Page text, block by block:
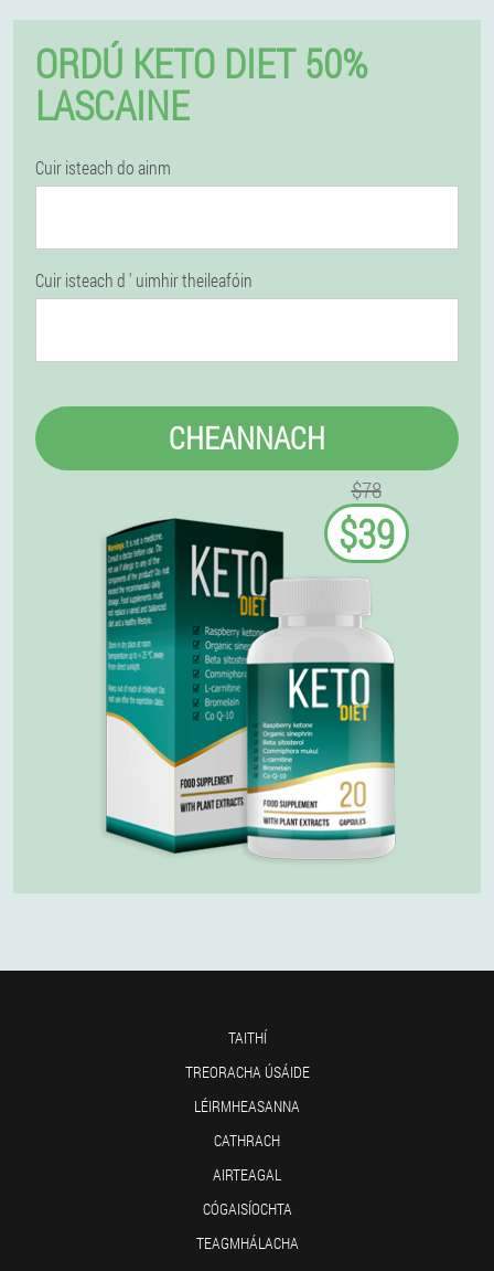
ORDÚ KETO DIET 50%
LASCAINE
Cuir isteach do ainm
Cuir isteach d ' uimhir theileafóin
CHEANNACH
$78
$39
TAITHÍ
TREORACHA ÚSÁIDE
LÉIRMHEASANNA
CATHRACH
AIRTEAGAL
CÓGAISÍOCHTA
TEAGMHÁLACHA